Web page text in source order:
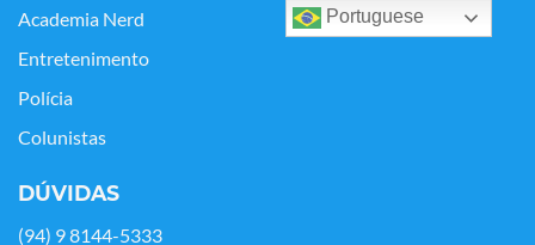
Academia Nerd
Entretenimento
Polícia
Colunistas
Portuguese
DÚVIDAS
(94) 9 8144-5333